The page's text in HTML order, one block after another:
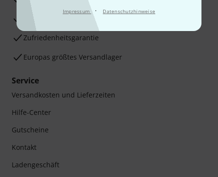
Impressum · Datenschutzhinweise
Beratung durch Fachexperten
Zufriedenheitsgarantie
Europas größtes Versandlager
Service
Versandkosten und Lieferzeiten
Hilfe-Center
Gutscheine
Kontakt
Ladengeschäft